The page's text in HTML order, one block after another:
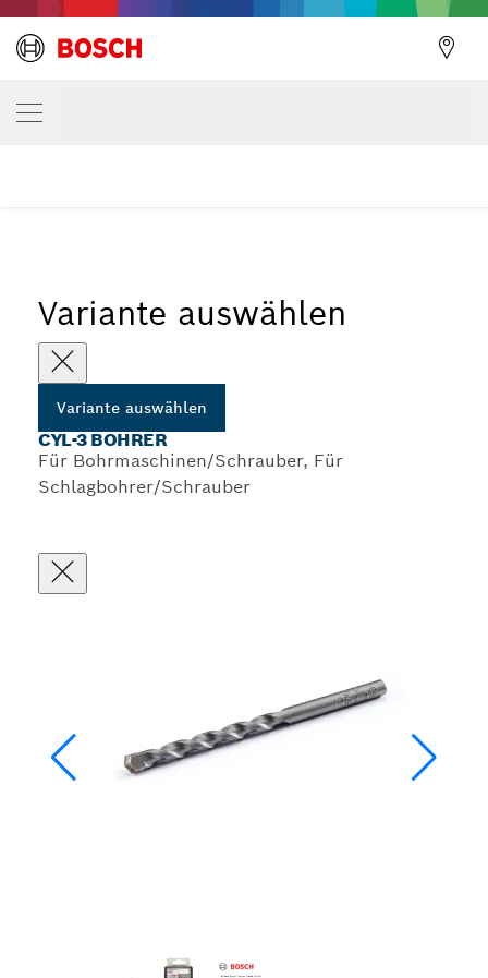
Variante auswählen
Variante auswählen
CYL-3 BOHRER
Für Bohrmaschinen/Schrauber, Für
Schlagbohrer/Schrauber
DEINE AUSGEWÄHLTE VARIANTE